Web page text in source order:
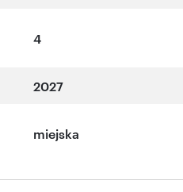
4
2027
miejska